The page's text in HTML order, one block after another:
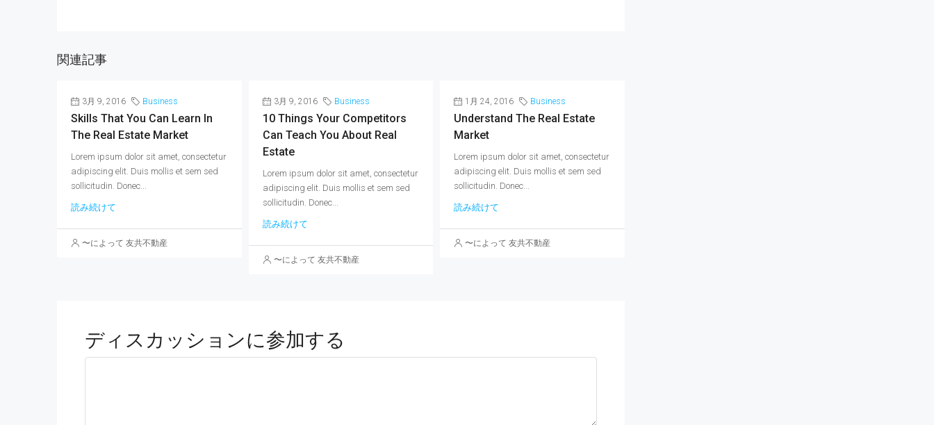
関連記事
3月 9, 2016 Business
Skills That You Can Learn In
The Real Estate Market
Lorem ipsum dolor sit amet, consectetur
adipiscing elit. Duis mollis et sem sed
sollicitudin. Donec...
読み続けて
〜によって 友共不動産
3月 9, 2016 Business
10 Things Your Competitors
Can Teach You About Real
Estate
Lorem ipsum dolor sit amet, consectetur
adipiscing elit. Duis mollis et sem sed
sollicitudin. Donec...
読み続けて
〜によって 友共不動産
1月 24, 2016 Business
Understand The Real Estate
Market
Lorem ipsum dolor sit amet, consectetur
adipiscing elit. Duis mollis et sem sed
sollicitudin. Donec...
読み続けて
〜によって 友共不動産
ディスカッションに参加する